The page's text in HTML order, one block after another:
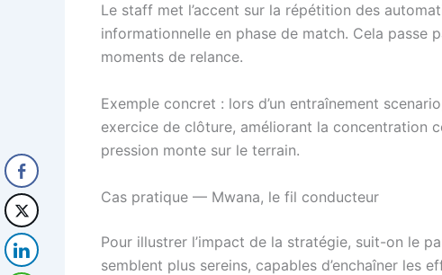
Le staff met l’accent sur la répétition des
informationnelle en phase de match. Cela passe
moments de relance.
Exemple concret : lors d’un entraînement
exercice de clôture, améliorant la concentration
pression monte sur le terrain.
Cas pratique — Mwana, le fil conducteur
Pour illustrer l’impact de la stratégie, suit-on le
semblent plus sereins, capables d’enchaîner les